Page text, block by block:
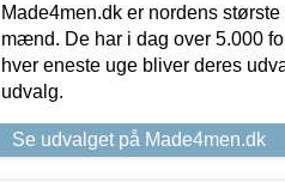
Made4men.dk er nordens
mænd. De har i dag over 5.000
hver eneste uge bliver deres
udvalg.
Se udvalget på Made4men.dk